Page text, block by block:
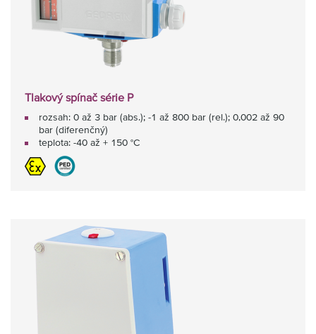
Tlakový spínač série P
rozsah: 0 až 3 bar (abs.); -1 až 800 bar (rel.); 0,002 až 90
bar (diferenčný)
teplota: -40 až + 150 °C